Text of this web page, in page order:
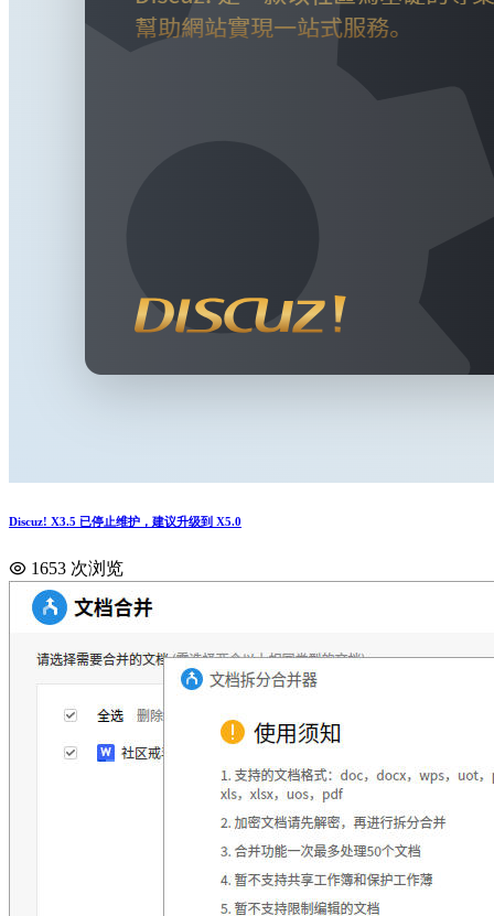
Discuz! X3.5 已停止维护，建议升级到 X5.0
1653 次浏览